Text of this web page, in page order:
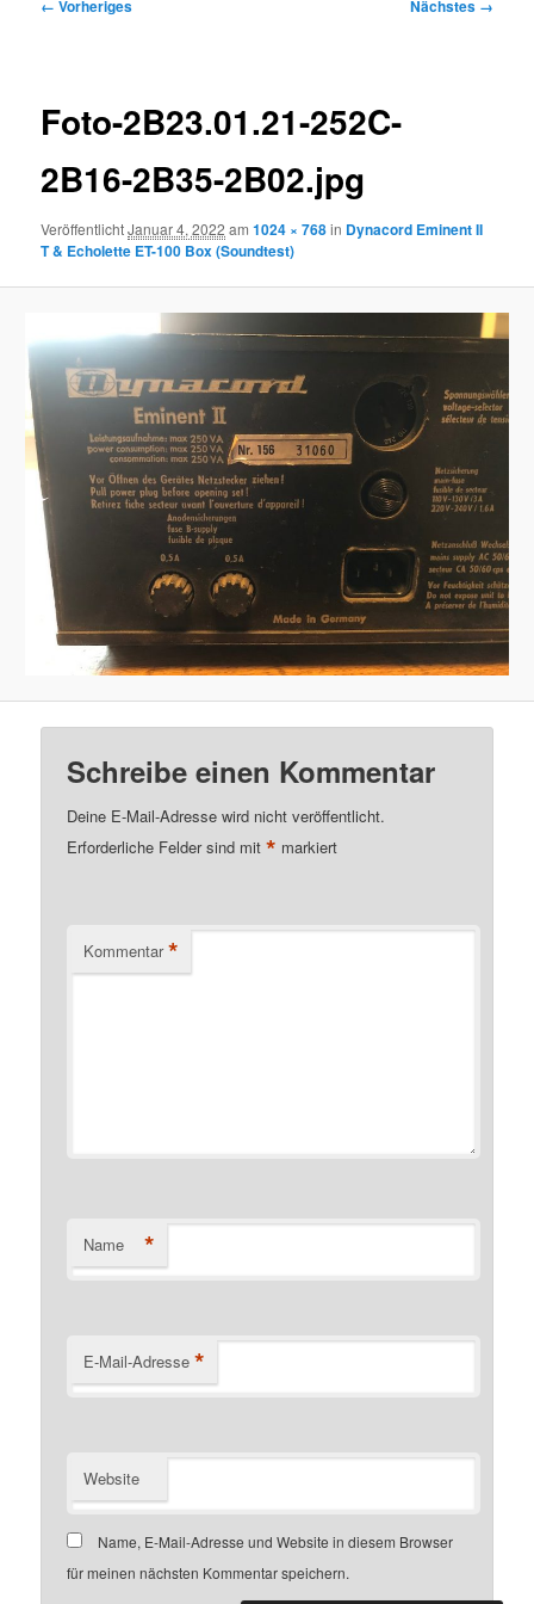
← Vorheriges Nächstes →
Foto-2B23.01.21-252C-
2B16-2B35-2B02.jpg
VeröffentlichtJanuar 4, 2022 am1024 × 768in Dynacord Eminent II
T & Echolette ET-100 Box (Soundtest)
Schreibe einen Kommentar
Deine E-Mail-Adresse wird nicht veröffentlicht.
Erforderliche Felder sind mit* markiert
Kommentar *
Name *
E-Mail-Adresse *
Website
Name, E-Mail-Adresse und Website in diesem Browser
für meinen nächsten Kommentar speichern.